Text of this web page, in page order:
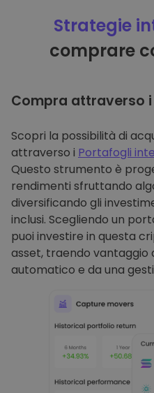
Strategie
comprare
Compra attraverso i
Scopri la possibilità di
attraverso i Portafogli
Questo strumento è
rendimenti sfruttando
diversificando gli
inclusi. Scegliendo un
puoi investire in questa
asset, traendo vantaggio
automatico e da una